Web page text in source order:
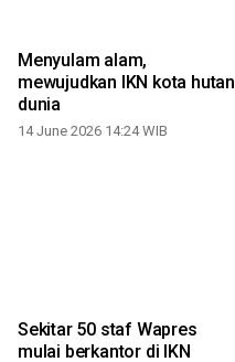
Menyulam alam,
mewujudkan IKN kota hutan
dunia
14 June 2026 14:24 WIB
Sekitar 50 staf Wapres
mulai berkantor di IKN